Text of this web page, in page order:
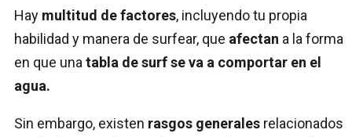
Hay multitud de factores, incluyendo tu propia
habilidad y manera de surfear, que afectan a la forma
en que una tabla de surf se va a comportar en el
agua.
Sin embargo, existen rasgos generales relacionados